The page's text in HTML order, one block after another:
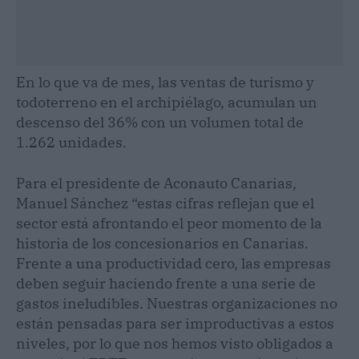
En lo que va de mes, las ventas de turismo y
todoterreno en el archipiélago, acumulan un
descenso del 36% con un volumen total de
1.262 unidades.
Para el presidente de Aconauto Canarias,
Manuel Sánchez “estas cifras reflejan que el
sector está afrontando el peor momento de la
historia de los concesionarios en Canarias.
Frente a una productividad cero, las empresas
deben seguir haciendo frente a una serie de
gastos ineludibles. Nuestras organizaciones no
están pensadas para ser improductivas a estos
niveles, por lo que nos hemos visto obligados a